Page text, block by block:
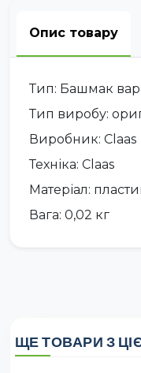
Опис товару
Тип: Башмак
Тип виробу:
Виробник: Claas
Техніка: Claas
Матеріал:
Вага: 0,02 кг
ЩЕ ТОВАРИ З